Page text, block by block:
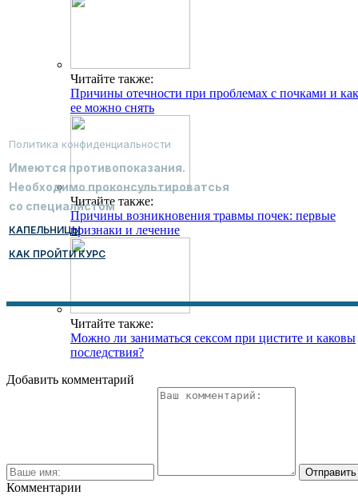
Читайте также:
Причины отечности при проблемах с почками и как
ее можно снять
Читайте также:
Причины возникновения травмы почек: первые
признаки и лечение
Читайте также:
Можно ли заниматься сексом при цистите и каковы
последствия?
Добавить комментарий
Комментарии
Политика конфиденциальности
Имеются противопоказания.
Необходимо проконсультироватсья
со специалистом
КАПЕЛЬНИЦЫ
КАК ПРОЙТИ КУРС